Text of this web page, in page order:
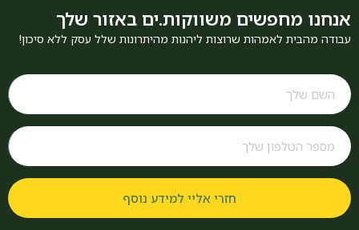
אנחנו מחפשים משווקות.ים באזור שלך
עבודה מהבית לאמהות שרוצות ליהנות מהיתרונות שלל עסק ללא סיכון!
חזרי אליי למידע נוסף